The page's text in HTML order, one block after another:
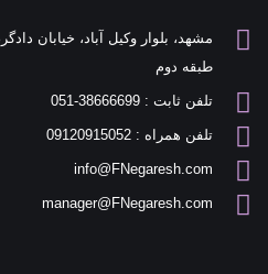
طبقه دوم
تلفن ثابت : 38666699-051
تلفن همراه : 09120915052
info@FNegaresh.com
manager@FNegaresh.com